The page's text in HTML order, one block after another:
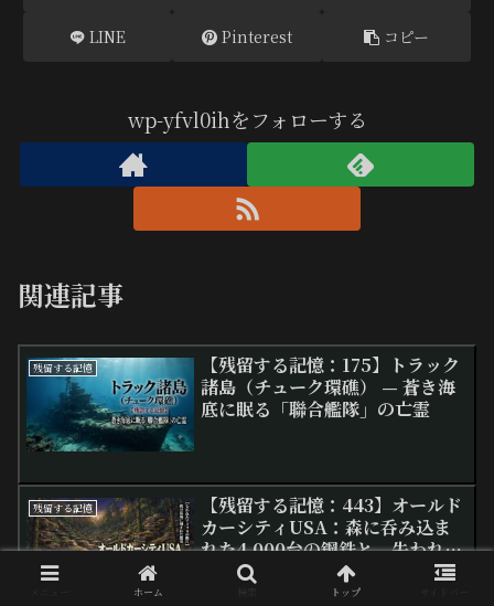
LINE Pinterest コピー
wp-yfvl0ihをフォローする
関連記事
残留する記憶
【残留する記憶：175】トラック
諸島（チューク環礁） — 蒼き海
底に眠る「聯合艦隊」の亡霊
残留する記憶
【残留する記憶：443】オールド
カーシティUSA：森に呑み込ま
れた4,000台の鋼鉄と、失われた
アメリカの断片
ホーム トップ